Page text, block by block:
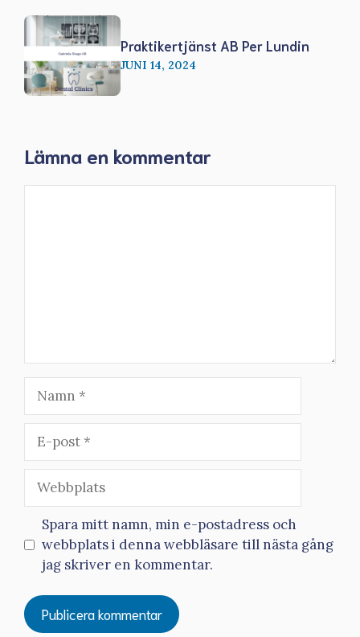
Praktikertjänst AB Per Lundin
JUNI 14, 2024
Lämna en kommentar
post
Webbplats
Spara mitt namn, min e-postadress och
webbplats i denna webbläsare till nästa gång
jag skriver en kommentar.